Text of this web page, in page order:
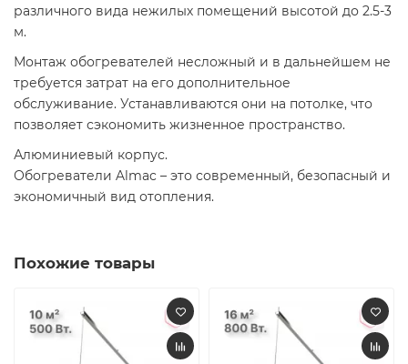
различного вида нежилых помещений высотой до 2.5-3
м.
Монтаж обогревателей несложный и в дальнейшем не
требуется затрат на его дополнительное
обслуживание. Устанавливаются они на потолке, что
позволяет сэкономить жизненное пространство.
Алюминиевый корпус.
Обогреватели Almac – это современный, безопасный и
экономичный вид отопления.
Похожие товары